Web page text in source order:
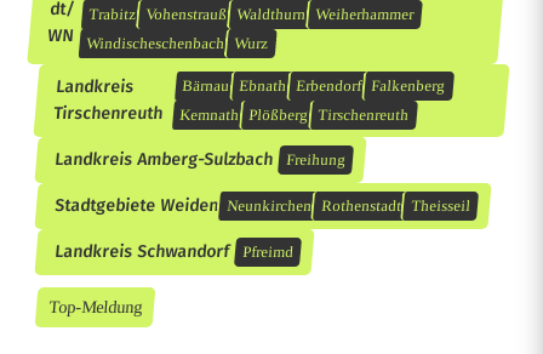
dt/
WN
Trabitz Vohenstrauß Waldthurn Weiherhammer
Windischeschenbach Wurz
Landkreis
Tirschenreuth
Bärnau Ebnath Erbendorf Falkenberg
Kemnath Plößberg Tirschenreuth
Landkreis Amberg-Sulzbach Freihung
Stadtgebiete Weiden Neunkirchen Rothenstadt Theisseil
Landkreis Schwandorf Pfreimd
Top-Meldung